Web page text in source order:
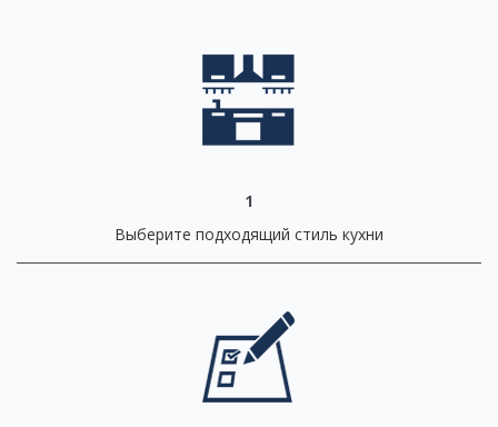
1
Выберите подходящий стиль кухни